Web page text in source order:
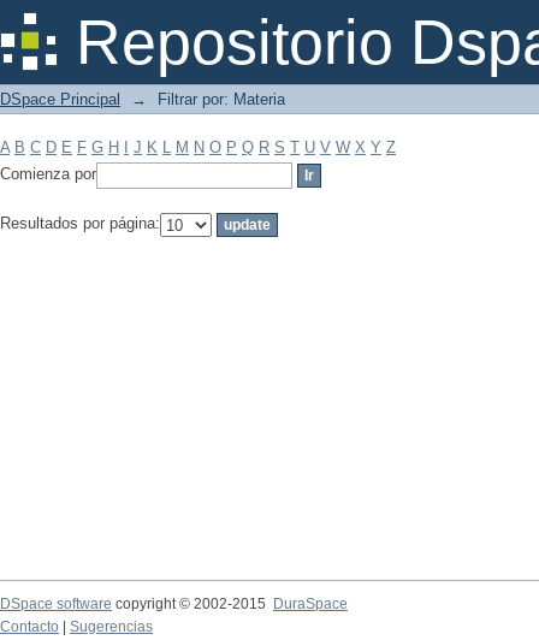
Repositorio
Filtrar por: Materia
DSpace Principal → Filtrar por: Materia
A B C D E F G H J K L M N O P Q R S T U V W X Y Z
Comienza por
Resultados por página:
DSpace software copyright © 2002-2015
DuraSpace
Contacto
Sugerencias